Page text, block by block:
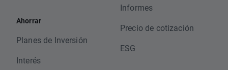
Ahorrar
Planes de Inversión
Interés
Informes
Precio de cotización
ESG